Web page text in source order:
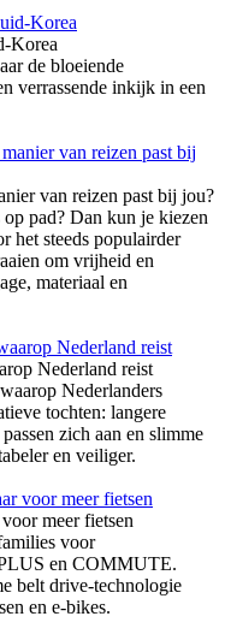
Korea
de bloeiende
verrassende inkijk in een
van reizen past bij jou?
pad? Dan kun je kiezen
het steeds populairder
om vrijheid en
materiaal en
Nederland reist
Nederlanders
tochten: langere
zich aan en slimme
en veiliger.
meer fietsen
voor
en COMMUTE.
belt drive-technologie
en e-bikes.